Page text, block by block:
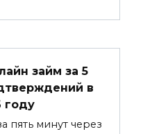
займ за 5
в
году
пять минут через